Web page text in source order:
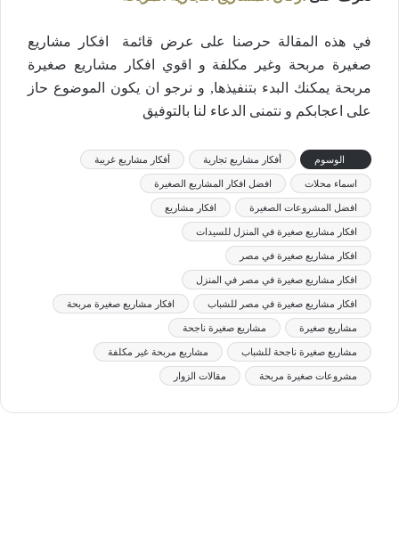
في هذه المقالة حرصنا على عرض قائمة افكار مشاريع
صغيرة مربحة وغير مكلفة و اقوي افكار مشاريع صغيرة
مربحة يمكنك البدء بتنفيذها, و نرجو ان يكون الموضوع حاز
على اعجابكم و نتمنى الدعاء لنا بالتوفيق
الوسوم أفكار مشاريع تجارية أفكار مشاريع غريبة
اسماء محلات افضل افكار المشاريع الصغيرة
افضل المشروعات الصغيرة افكار مشاريع
افكار مشاريع صغيرة في المنزل للسيدات
افكار مشاريع صغيرة في مصر
افكار مشاريع صغيرة في مصر في المنزل
افكار مشاريع صغيرة في مصر للشباب افكار مشاريع صغيرة مربحة
مشاريع صغيرة مشاريع صغيرة ناجحة
مشاريع صغيرة ناجحة للشباب مشاريع مربحة غير مكلفة
مشروعات صغيرة مربحة مقالات الزوار